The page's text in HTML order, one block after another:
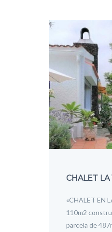
CHALET
«CHALET EN
110m2
parcela de